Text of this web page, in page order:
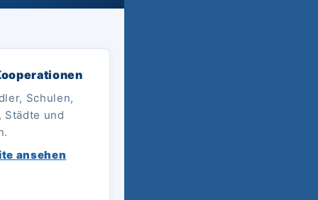
Schulen,
Städte und
ansehen